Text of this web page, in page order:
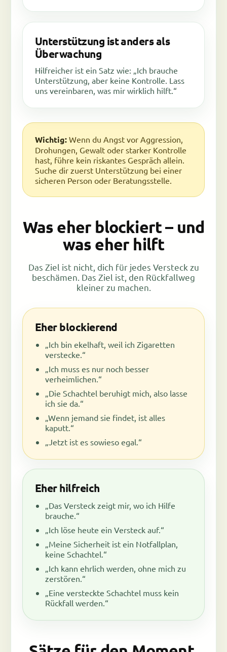
Unterstützung ist anders als
Überwachung
Hilfreicher ist ein Satz wie: „Ich brauche
Unterstützung, aber keine Kontrolle. Lass
uns vereinbaren, was mir wirklich hilft.“
Wichtig: Wenn du Angst vor Aggression,
Drohungen, Gewalt oder starker Kontrolle
hast, führe kein riskantes Gespräch allein.
Suche dir zuerst Unterstützung bei einer
sicheren Person oder Beratungsstelle.
Was eher blockiert – und
was eher hilft
Das Ziel ist nicht, dich für jedes Versteck zu
beschämen. Das Ziel ist, den Rückfallweg
kleiner zu machen.
Eher blockierend
„Ich bin ekelhaft, weil ich Zigaretten
verstecke.“
„Ich muss es nur noch besser
verheimlichen.“
„Die Schachtel beruhigt mich, also lasse
ich sie da.“
„Wenn jemand sie findet, ist alles
kaputt.“
„Jetzt ist es sowieso egal.“
Eher hilfreich
„Das Versteck zeigt mir, wo ich Hilfe
brauche.“
„Ich löse heute ein Versteck auf.“
„Meine Sicherheit ist ein Notfallplan,
keine Schachtel.“
„Ich kann ehrlich werden, ohne mich zu
zerstören.“
„Eine versteckte Schachtel muss kein
Rückfall werden.“